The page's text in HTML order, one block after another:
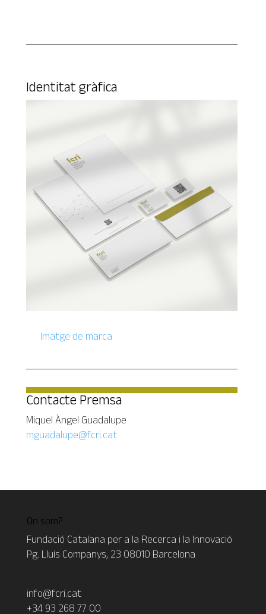
Identitat gràfica
Imatge de marca
Contacte Premsa
Miquel Àngel Guadalupe
mguadalupe@fcri.cat
On som?
Fundació Catalana per a la Recerca i la Innovació
Pg. Lluís Companys, 23 08010 Barcelona
info@fcri.cat
+34 93 268 77 00